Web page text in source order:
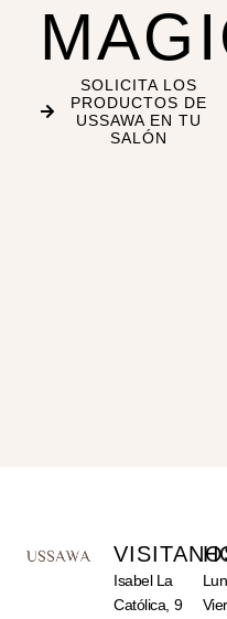
SOLICITA LOS
PRODUCTOS DE
USSAWA EN TU
SALÓN
Isabel La
Católica, 9